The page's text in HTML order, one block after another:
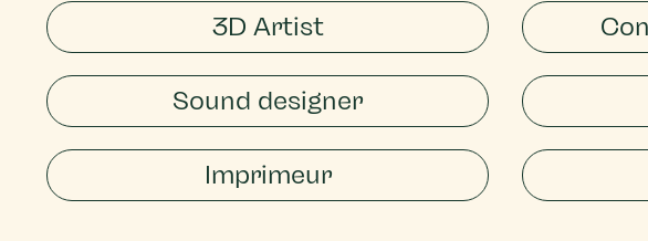
3D Artist
Sound designer
Imprimeur